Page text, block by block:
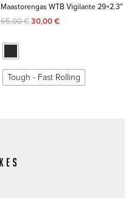
Maastorengas WTB Vigilante 29×2.3″
65,00€30,00€
Tough - Fast Rolling